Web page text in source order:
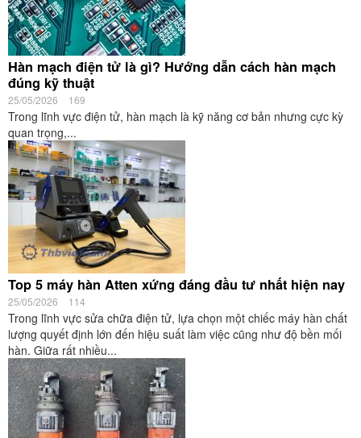
Hàn mạch điện tử là gì? Hướng dẫn cách hàn mạch
đúng kỹ thuật
25/05/2026 169
Trong lĩnh vực điện tử, hàn mạch là kỹ năng cơ bản nhưng cực kỳ
quan trọng,...
Top 5 máy hàn Atten xứng đáng đầu tư nhất hiện nay
25/05/2026 114
Trong lĩnh vực sửa chữa điện tử, lựa chọn một chiếc máy hàn chất
lượng quyết định lớn đến hiệu suất làm việc cũng như độ bền mối
hàn. Giữa rất nhiều...